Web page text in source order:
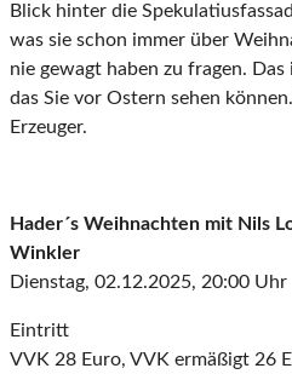
Blick hinter die
was sie schon immer über
nie gewagt haben zu fragen.
das Sie vor Ostern sehen
Erzeuger.
Hader´s Weihnachten mit Nils
Winkler
Dienstag, 02.12.2025, 20:00 Uhr
Eintritt
VVK 28 Euro, VVK ermäßigt 26